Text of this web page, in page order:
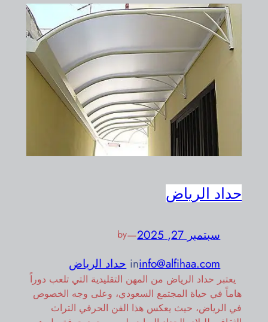
حداد الرياض
سبتمبر 27, 2025 —
by
info@alfihaa.com
in حداد الرياض
يعتبر حداد الرياض من المهن التقليدية التي تلعب دوراً
هاماً في حياة المجتمع السعودي، وعلى وجه الخصوص
في الرياض، حيث يعكس هذا الفن الحرفي التراث